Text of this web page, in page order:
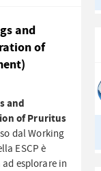
and
of
and
of Pruritus
dal Working
ESCP è
esplorare in